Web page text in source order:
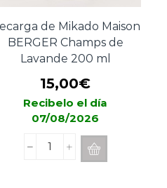
de Mikado Maison
BERGER Champs de
Lavande 200 ml
15,00€
Recibelo el día
07/08/2026
Recarga